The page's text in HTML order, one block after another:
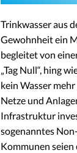
Trinkwasser aus
Gewohnheit ein
begleitet von
„Tag Null“, hing
kein Wasser
Netze und
Infrastruktur
sogenanntes
Kommunen seien